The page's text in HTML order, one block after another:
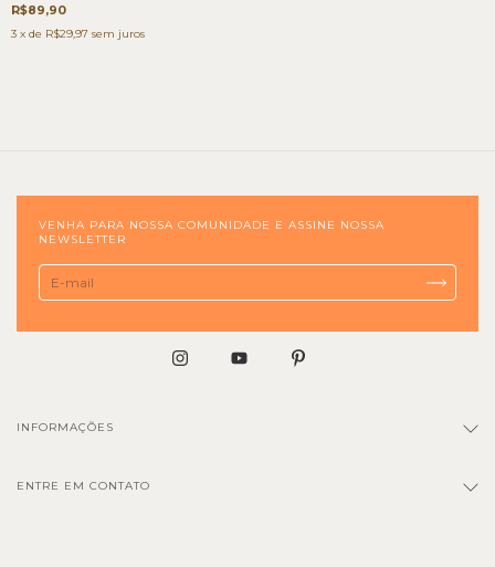
R$89,90
3 x de R$29,97 sem juros
VENHA PARA NOSSA COMUNIDADE E ASSINE NOSSA
NEWSLETTER
INFORMAÇÕES
ENTRE EM CONTATO